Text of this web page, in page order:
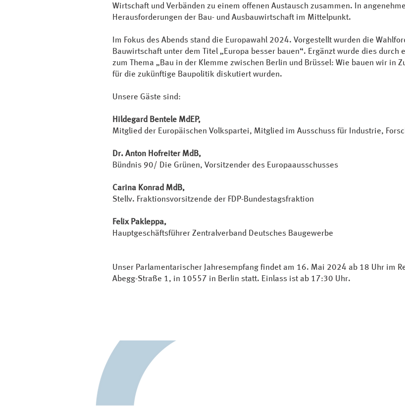
Wirtschaft und Verbänden zu einem offenen Austausch zusammen. In
Herausforderungen der Bau- und Ausbauwirtschaft im Mittelpunkt.
Im Fokus des Abends stand die Europawahl 2024. Vorgestellt wurden die
Bauwirtschaft unter dem Titel „Europa besser bauen“. Ergänzt wurde dies
zum Thema „Bau in der Klemme zwischen Berlin und Brüssel: Wie bauen wir in
für die zukünftige Baupolitik diskutiert wurden.
Unsere Gäste sind:
Hildegard Bentele MdEP,
Mitglied der Europäischen Volkspartei, Mitglied im Ausschuss für Industrie,
Dr. Anton Hofreiter MdB,
Bündnis 90/ Die Grünen, Vorsitzender des Europaausschusses
Carina Konrad MdB,
Stellv. Fraktionsvorsitzende der FDP-Bundestagsfraktion
Felix Pakleppa,
Hauptgeschäftsführer Zentralverband Deutsches Baugewerbe
Unser Parlamentarischer Jahresempfang findet am 16. Mai 2024 ab 18 Uhr im
Abegg-Straße 1, in 10557 in Berlin statt. Einlass ist ab 17:30 Uhr.